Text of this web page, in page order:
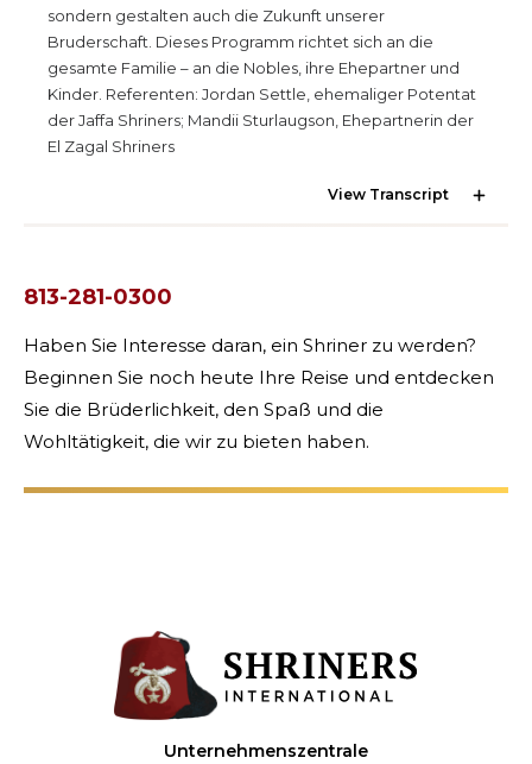
UNSERE PHILANTHROPIE
sondern gestalten auch die Zukunft unserer
Bruderschaft. Dieses Programm richtet sich an die
gesamte Familie – an die Nobles, ihre Ehepartner und
Kinder. Referenten: Jordan Settle, ehemaliger Potentat
der Jaffa Shriners; Mandii Sturlaugson, Ehepartnerin der
El Zagal Shriners
View Transcript
813-281-0300
Haben Sie Interesse daran, ein Shriner zu werden?
Beginnen Sie noch heute Ihre Reise und entdecken
Sie die Brüderlichkeit, den Spaß und die
Wohltätigkeit, die wir zu bieten haben.
Unternehmenszentrale